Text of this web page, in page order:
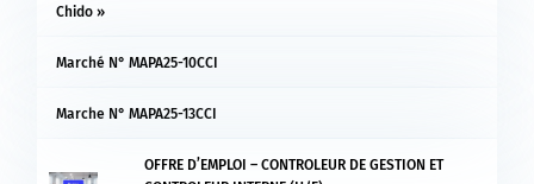
Chido »
Marché N° MAPA25-10CCI
Marche N° MAPA25-13CCI
OFFRE D’EMPLOI – CONTROLEUR DE GESTION ET